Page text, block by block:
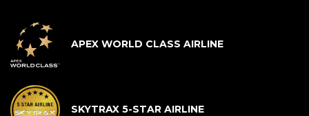
APEX WORLD CLASS AIRLINE
SKYTRAX 5-STAR AIRLINE